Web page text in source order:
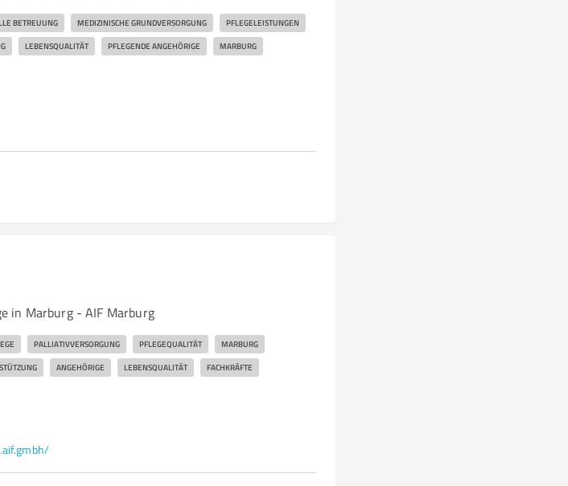
BETREUUNG MEDIZINISCHE GRUNDVERSORGUNG PFLEGELEISTUNGEN
LEBENSQUALITÄT PFLEGENDE ANGEHÖRIGE MARBURG
in Marburg - AIF Marburg
PALLIATIVVERSORGUNG PFLEGEQUALITÄT MARBURG
ANGEHÖRIGE LEBENSQUALITÄT FACHKRÄFTE